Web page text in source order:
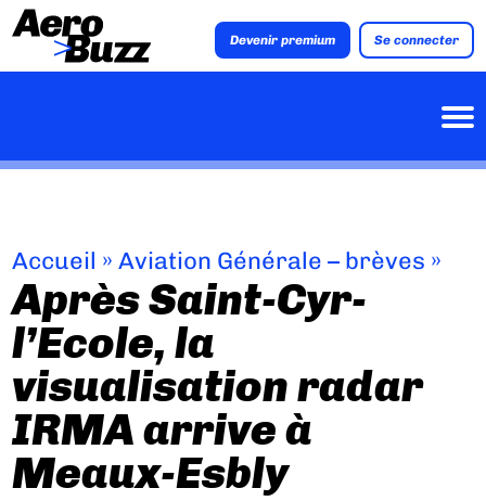
Devenir premium Se connecter
Accueil »Aviation Générale – brèves »
Après Saint-Cyr-
l’Ecole, la
visualisation radar
IRMA arrive à
Meaux-Esbly